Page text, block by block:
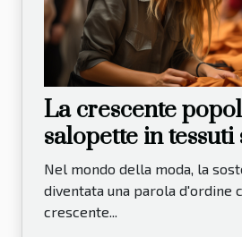
La crescente
salopette in
Un'analisi di
Nel mondo della moda, la
diventata una parola d'ordine
crescente...